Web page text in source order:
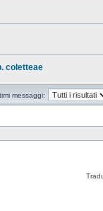
coletteae
messaggi: